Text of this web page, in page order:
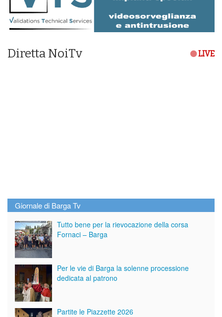
Diretta NoiTv LIVE
Giornale di Barga Tv
Tutto bene per la rievocazione della corsa
Fornaci – Barga
Per le vie di Barga la solenne processione
dedicata al patrono
Partite le Piazzette 2026